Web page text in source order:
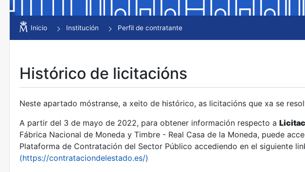
Mostrar/Ocultar
Mostrar/Ocultar
Mostrar/Ocultar
Inicio Institución Perfil de contratante
Histórico de licitacións
Neste apartado móstranse, a xeito de histórico, as licitacións que xa se
A partir del 3 de mayo de 2022, para obtener información respecto a
Fábrica Nacional de Moneda y Timbre - Real Casa de la Moneda, puede
Plataforma de Contratación del Sector Público accediendo en el siguiente
(https://contrataciondelestado.es/)